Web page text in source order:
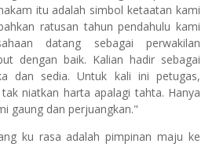
itu adalah simbol ketaatan kami
ratusan tahun pendahulu kami
datang sebagai perwakilan
dengan baik. Kalian hadir sebagai
dan sedia. Untuk kali ini petugas,
niatkan harta apalagi tahta. Hanya
gaung dan perjuangkan."
ku rasa adalah pimpinan maju ke